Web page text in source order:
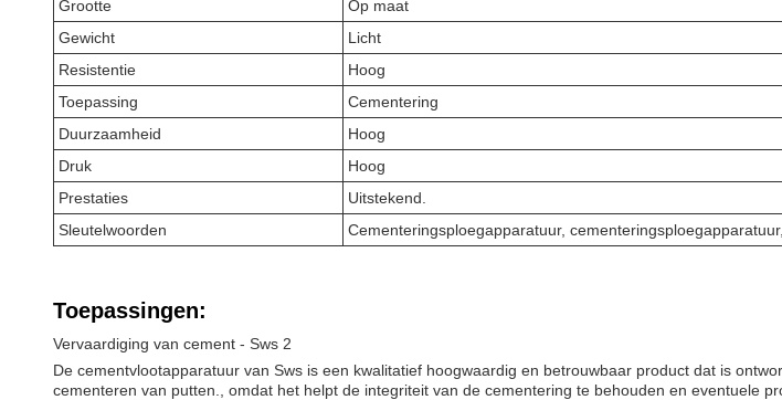
Grootte
Op maat
Gewicht
Licht
Resistentie
Hoog
Toepassing
Cementering
Duurzaamheid
Hoog
Druk
Hoog
Prestaties
Uitstekend.
Sleutelwoorden
Cementeringsploegapparatuur,
Toepassingen:
Vervaardiging van cement - Sws 2
De cementvlootapparatuur van Sws is een kwalitatief hoogwaardig en betrouwbaar product dat is
cementeren van putten., omdat het helpt de integriteit van de cementering te behouden en eventuele